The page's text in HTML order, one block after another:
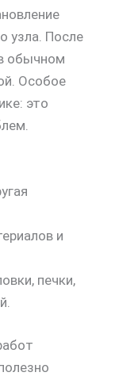
узла. После
обычном
Особое
это
и
печки,